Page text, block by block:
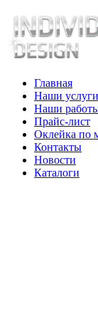
Главная
Наши услуги
Наши
Прайс-лист
Оклейка по
Контакты
Новости
Каталоги